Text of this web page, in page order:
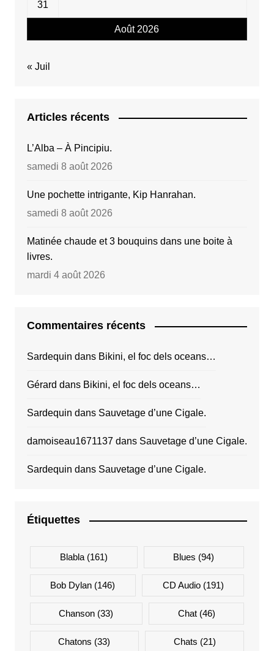
Août 2026
31
« Juil
Articles récents
L’Alba – À Pincipiu.
samedi 8 août 2026
Une pochette intrigante, Kip Hanrahan.
samedi 8 août 2026
Matinée chaude et 3 bouquins dans une boite à
livres.
mardi 4 août 2026
Commentaires récents
Sardequin dans Bikini, el foc dels oceans…
Gérard dans Bikini, el foc dels oceans…
Sardequin dans Sauvetage d’une Cigale.
damoiseau1671137dans Sauvetage d’une Cigale.
Sardequin dans Sauvetage d’une Cigale.
Étiquettes
Blabla(161) Blues (94)
Bob Dylan (146) CD Audio(191)
Chanson (33) Chat(46)
Chatons (33) Chats (21)